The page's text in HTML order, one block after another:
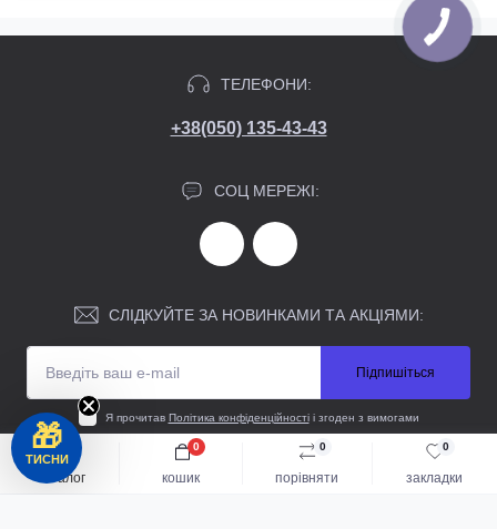
каталог порівняти
0
закладки
0
кошик
0
ТЕЛЕФОНИ:
+38(050) 135-43-43
СОЦ МЕРЕЖІ:
СЛІДКУЙТЕ ЗА НОВИНКАМИ ТА АКЦІЯМИ:
Підпишіться
Я прочитав Політика конфіденційностіі згоден з вимогами
🎁
ТИСНИ